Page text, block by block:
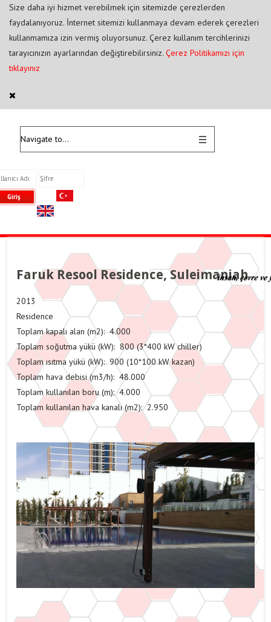
Size daha iyi hizmet verebilmek için sitemizde çerezlerden
faydalanıyoruz. İnternet sitemizi kullanmaya devam ederek çerezleri
kullanmamıza izin vermiş oluyorsunuz. Çerez kullanım tercihlerinizi
tarayıcınızın ayarlarından değiştirebilirsiniz. Çerez Politikamızı için
tıklayınız
Faruk Resool Residence, Suleimaniah
2013
Residence
Toplam kapalı alan (m2): 4.000
Toplam soğutma yükü (kW): 800 (3*400 kW chiller)
Toplam ısıtma yükü (kW): 900 (10*100 kW kazan)
Toplam hava debisi (m3/h): 48.000
Toplam kullanılan boru (m): 4.000
Toplam kullanılan hava kanalı (m2): 2.950